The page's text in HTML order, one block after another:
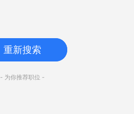
重新搜索
- 为你推荐职位 -